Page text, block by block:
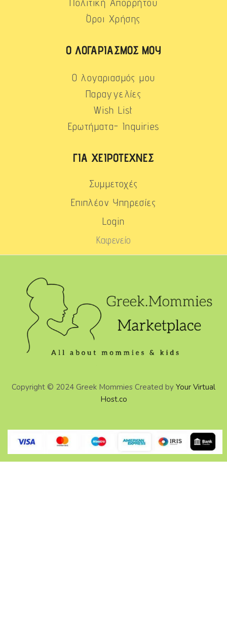
Όροι Χρήσης
Ο ΛΟΓΑΡΙΑΣΜΌΣ ΜΟΥ
Ο λογαριασμός μου
Παραγγελίες
Wish List
Ερωτήματα- Inquiries
ΓΙΑ ΧΕΙΡΟΤΈΧΝΕΣ
Συμμετοχές
Επιπλέον Υπηρεσίες
Login
Καφενείο
Copyright © 2024 Greek Mommies Created by Your Virtual
Host.co